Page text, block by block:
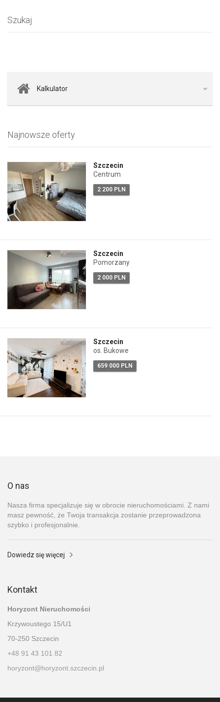
Szukaj
Kalkulator
Najnowsze oferty
Szczecin
Centrum
2 200 PLN
Szczecin
Pomorzany
2 000 PLN
Szczecin
os. Bukowe
659 000 PLN
O nas
Nasza firma specjalizuje się w obrocie nieruchomościami. Z nami
masz pewność, że Twoja transakcja zostanie przeprowadzona
szybko i profesjonalnie.
Dowiedz się więcej
Kontakt
Horyzont Nieruchomości
Krzywoustego 15/U1
70-250 Szczecin
+48 91 43 101 82
horyzont@horyzont.szczecin.pl